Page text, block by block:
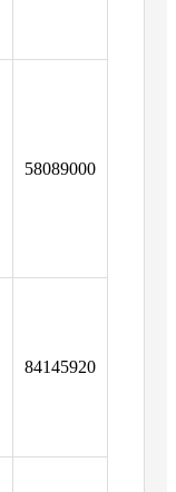
58089000
84145920